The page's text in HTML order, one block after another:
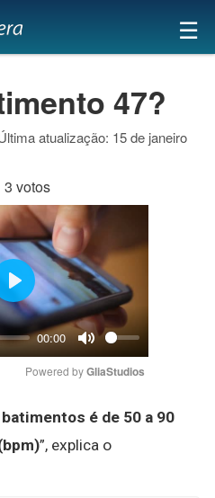
×
☰
47?
atualização: 15 de janeiro
3 votos
00:00
Mute
Play
Powered by GliaStudios
é de 50 a 90
”, explica o